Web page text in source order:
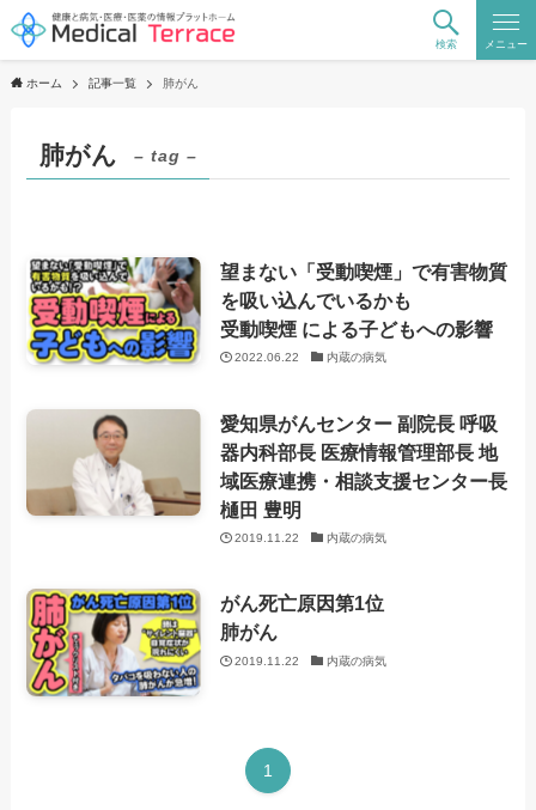
検索 メニュー
ホーム 記事一覧 肺がん
肺がん – tag –
望まない「受動喫煙」で有害物質
を吸い込んでいるかも
受動喫煙 による子どもへの影響
2022.06.22 内蔵の病気
愛知県がんセンター 副院長 呼吸
器内科部長 医療情報管理部長 地
域医療連携・相談支援センター長
樋田 豊明
2019.11.22 内蔵の病気
がん死亡原因第1位
肺がん
2019.11.22 内蔵の病気
1